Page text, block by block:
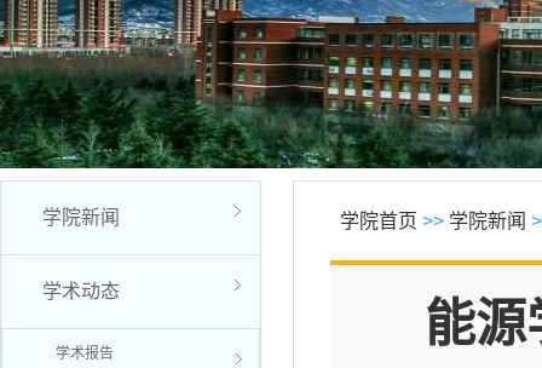
学院新闻
学术动态
学术报告
学院首页 >> 学院新闻
能源